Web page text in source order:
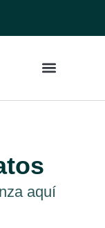
aquí